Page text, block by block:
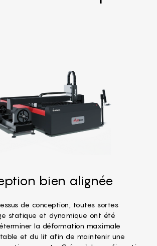
bien alignée
de conception, toutes sortes
statique et dynamique ont été
la déformation maximale
et du lit afin de maintenir une